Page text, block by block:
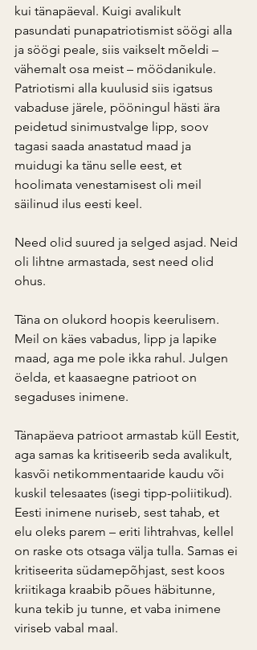
kui tänapäeval. Kuigi avalikult
pasundati punapatriotismist söögi alla
ja söögi peale, siis vaikselt mõeldi –
vähemalt osa meist – möödanikule.
Patriotismi alla kuulusid siis igatsus
vabaduse järele, pööningul hästi ära
peidetud sinimustvalge lipp, soov
tagasi saada anastatud maad ja
muidugi ka tänu selle eest, et
hoolimata venestamisest oli meil
säilinud ilus eesti keel.
Need olid suured ja selged asjad. Neid
oli lihtne armastada, sest need olid
ohus.
Täna on olukord hoopis keerulisem.
Meil on käes vabadus, lipp ja lapike
maad, aga me pole ikka rahul. Julgen
öelda, et kaasaegne patrioot on
segaduses inimene.
Tänapäeva patrioot armastab küll Eestit,
aga samas ka kritiseerib seda avalikult,
kasvõi netikommentaaride kaudu või
kuskil telesaates (isegi tipp-poliitikud).
Eesti inimene nuriseb, sest tahab, et
elu oleks parem – eriti lihtrahvas, kellel
on raske ots otsaga välja tulla. Samas ei
kritiseerita südamepõhjast, sest koos
kriitikaga kraabib põues häbitunne,
kuna tekib ju tunne, et vaba inimene
viriseb vabal maal.